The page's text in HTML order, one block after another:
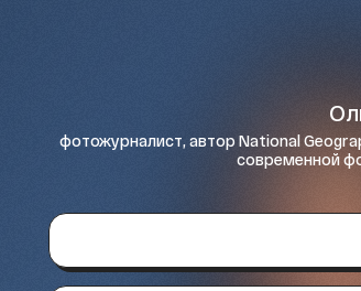
фотожурналист, автор National
современной